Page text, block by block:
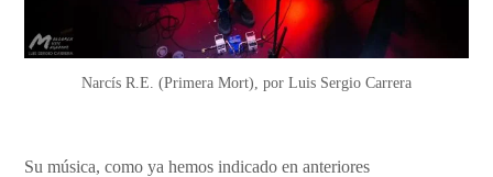
Narcís R.E. (Primera Mort), por Luis Sergio Carrera
Su música, como ya hemos indicado en anteriores